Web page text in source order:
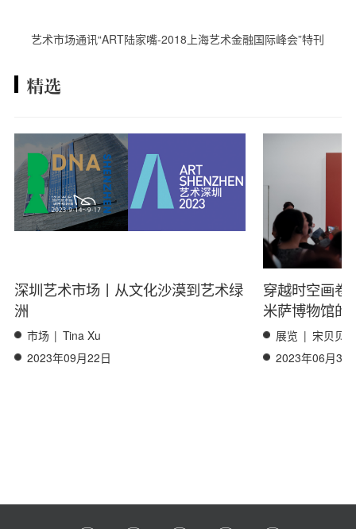
艺术市场通讯“ART陆家嘴-2018上海艺术金融国际峰会”特刊
精选
深圳艺术市场丨从文化沙漠到艺术绿
洲
市场 | Tina Xu
2023年09月22日
穿越时空画卷
米萨博物馆的
展览 | 宋贝贝
2023年06月30